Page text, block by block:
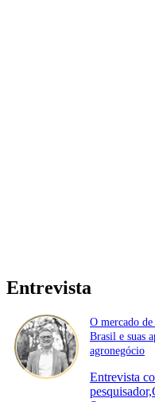
Entrevista
O mercado
Brasil e suas
agronegócio
Entrevista